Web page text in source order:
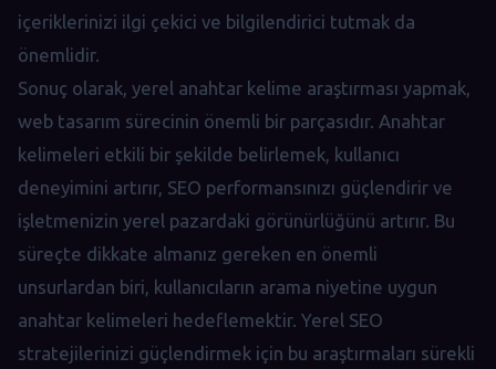
içeriklerinizi ilgi çekici ve bilgilendirici tutmak da
önemlidir.
Sonuç olarak, yerel anahtar kelime araştırması yapmak,
web tasarım sürecinin önemli bir parçasıdır. Anahtar
kelimeleri etkili bir şekilde belirlemek, kullanıcı
deneyimini artırır, SEO performansınızı güçlendirir ve
işletmenizin yerel pazardaki görünürlüğünü artırır. Bu
süreçte dikkate almanız gereken en önemli
unsurlardan biri, kullanıcıların arama niyetine uygun
anahtar kelimeleri hedeflemektir. Yerel SEO
stratejilerinizi güçlendirmek için bu araştırmaları sürekli